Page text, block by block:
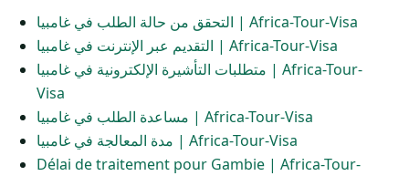
التحقق من حالة الطلب في غامبيا | Africa-Tour-Visa
التقديم عبر الإنترنت في غامبيا | Africa-Tour-Visa
متطلبات التأشيرة الإلكترونية في غامبيا | Africa-Tour-
Visa
مساعدة الطلب في غامبيا | Africa-Tour-Visa
مدة المعالجة في غامبيا | Africa-Tour-Visa
Délai de traitement pour Gambie | Africa-Tour-